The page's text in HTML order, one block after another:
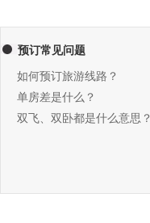
预订常见问题
如何预订旅游线路？
单房差是什么？
双飞、双卧都是什么意思？